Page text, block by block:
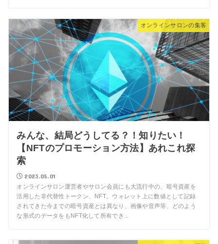
オンラインサロンの集客
みんな、結局どうしてる？！知りたい！
【NFTのプロモーション方法】あれこれ探
索
2023.05.01
オンラインサロン運営者やサロン会員にも大流行中の、暗号資産を
活用した非代替性トークン、NFT。ウォレット上に数値として記録
されてきた今までの暗号資産とは異なり、画像や音声等、どのよう
な形式のデータをもNFT化して所有でき...